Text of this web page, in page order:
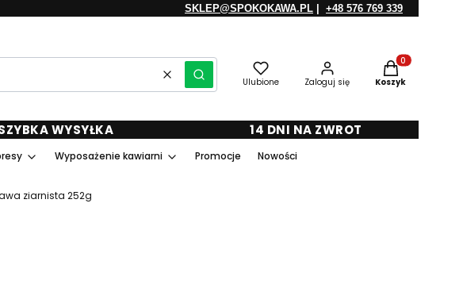
SKLEP@SPOKOKAWA.PL +48 576 769 339
WyczyśćSzukaj Ulubione Zaloguj się
Produkty w
Koszyk
WYSYŁKA 14 DNI NA ZWROT
Wyposażenie kawiarni Promocje Nowości
ziarnista 252g